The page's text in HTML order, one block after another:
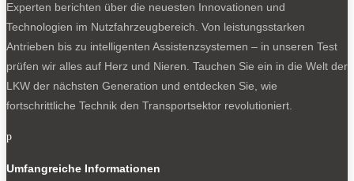
Experten berichten über die neuesten Innovationen und
Technologien im Nutzfahrzeugbereich. Von leistungsstarken
Antrieben bis zu intelligenten Assistenzsystemen – in unseren Test
prüfen wir alles auf Herz und Nieren. Tauchen Sie ein in die Welt der
LKW der nächsten Generation und entdecken Sie, wie
fortschrittliche Technik den Transportsektor revolutioniert.
p
Umfangreiche Informationen